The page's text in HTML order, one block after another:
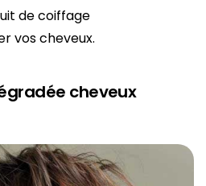
de coiffage
vos cheveux.
cheveux